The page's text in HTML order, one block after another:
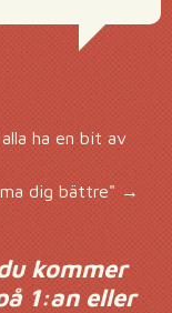
ha en bit av
dig bättre" →
kommer
1:an eller